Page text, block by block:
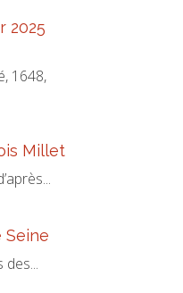
2025
1648,
Millet
Seine